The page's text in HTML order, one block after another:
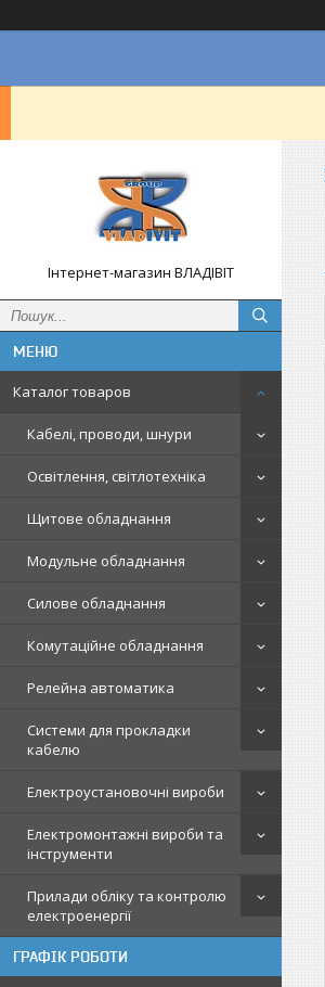
Інтернет-магазин ВЛАДІВІТ
Каталог товаров
Кабелі, проводи, шнури
Освітлення, світлотехніка
Щитове обладнання
Модульне обладнання
Силове обладнання
Комутаційне обладнання
Релейна автоматика
Системи для прокладки
кабелю
Електроустановочні вироби
Електромонтажні вироби та
інструменти
Прилади обліку та контролю
електроенергії
ГРАФІК РОБОТИ